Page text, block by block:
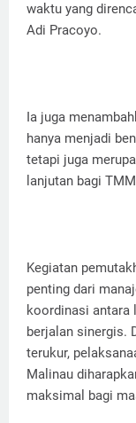
waktu yang
Adi Pracoyo.
Ia juga
hanya menjadi
tetapi juga
lanjutan bagi
Kegiatan
penting dari
koordinasi antara
berjalan sinergis.
terukur,
Malinau
maksimal bagi